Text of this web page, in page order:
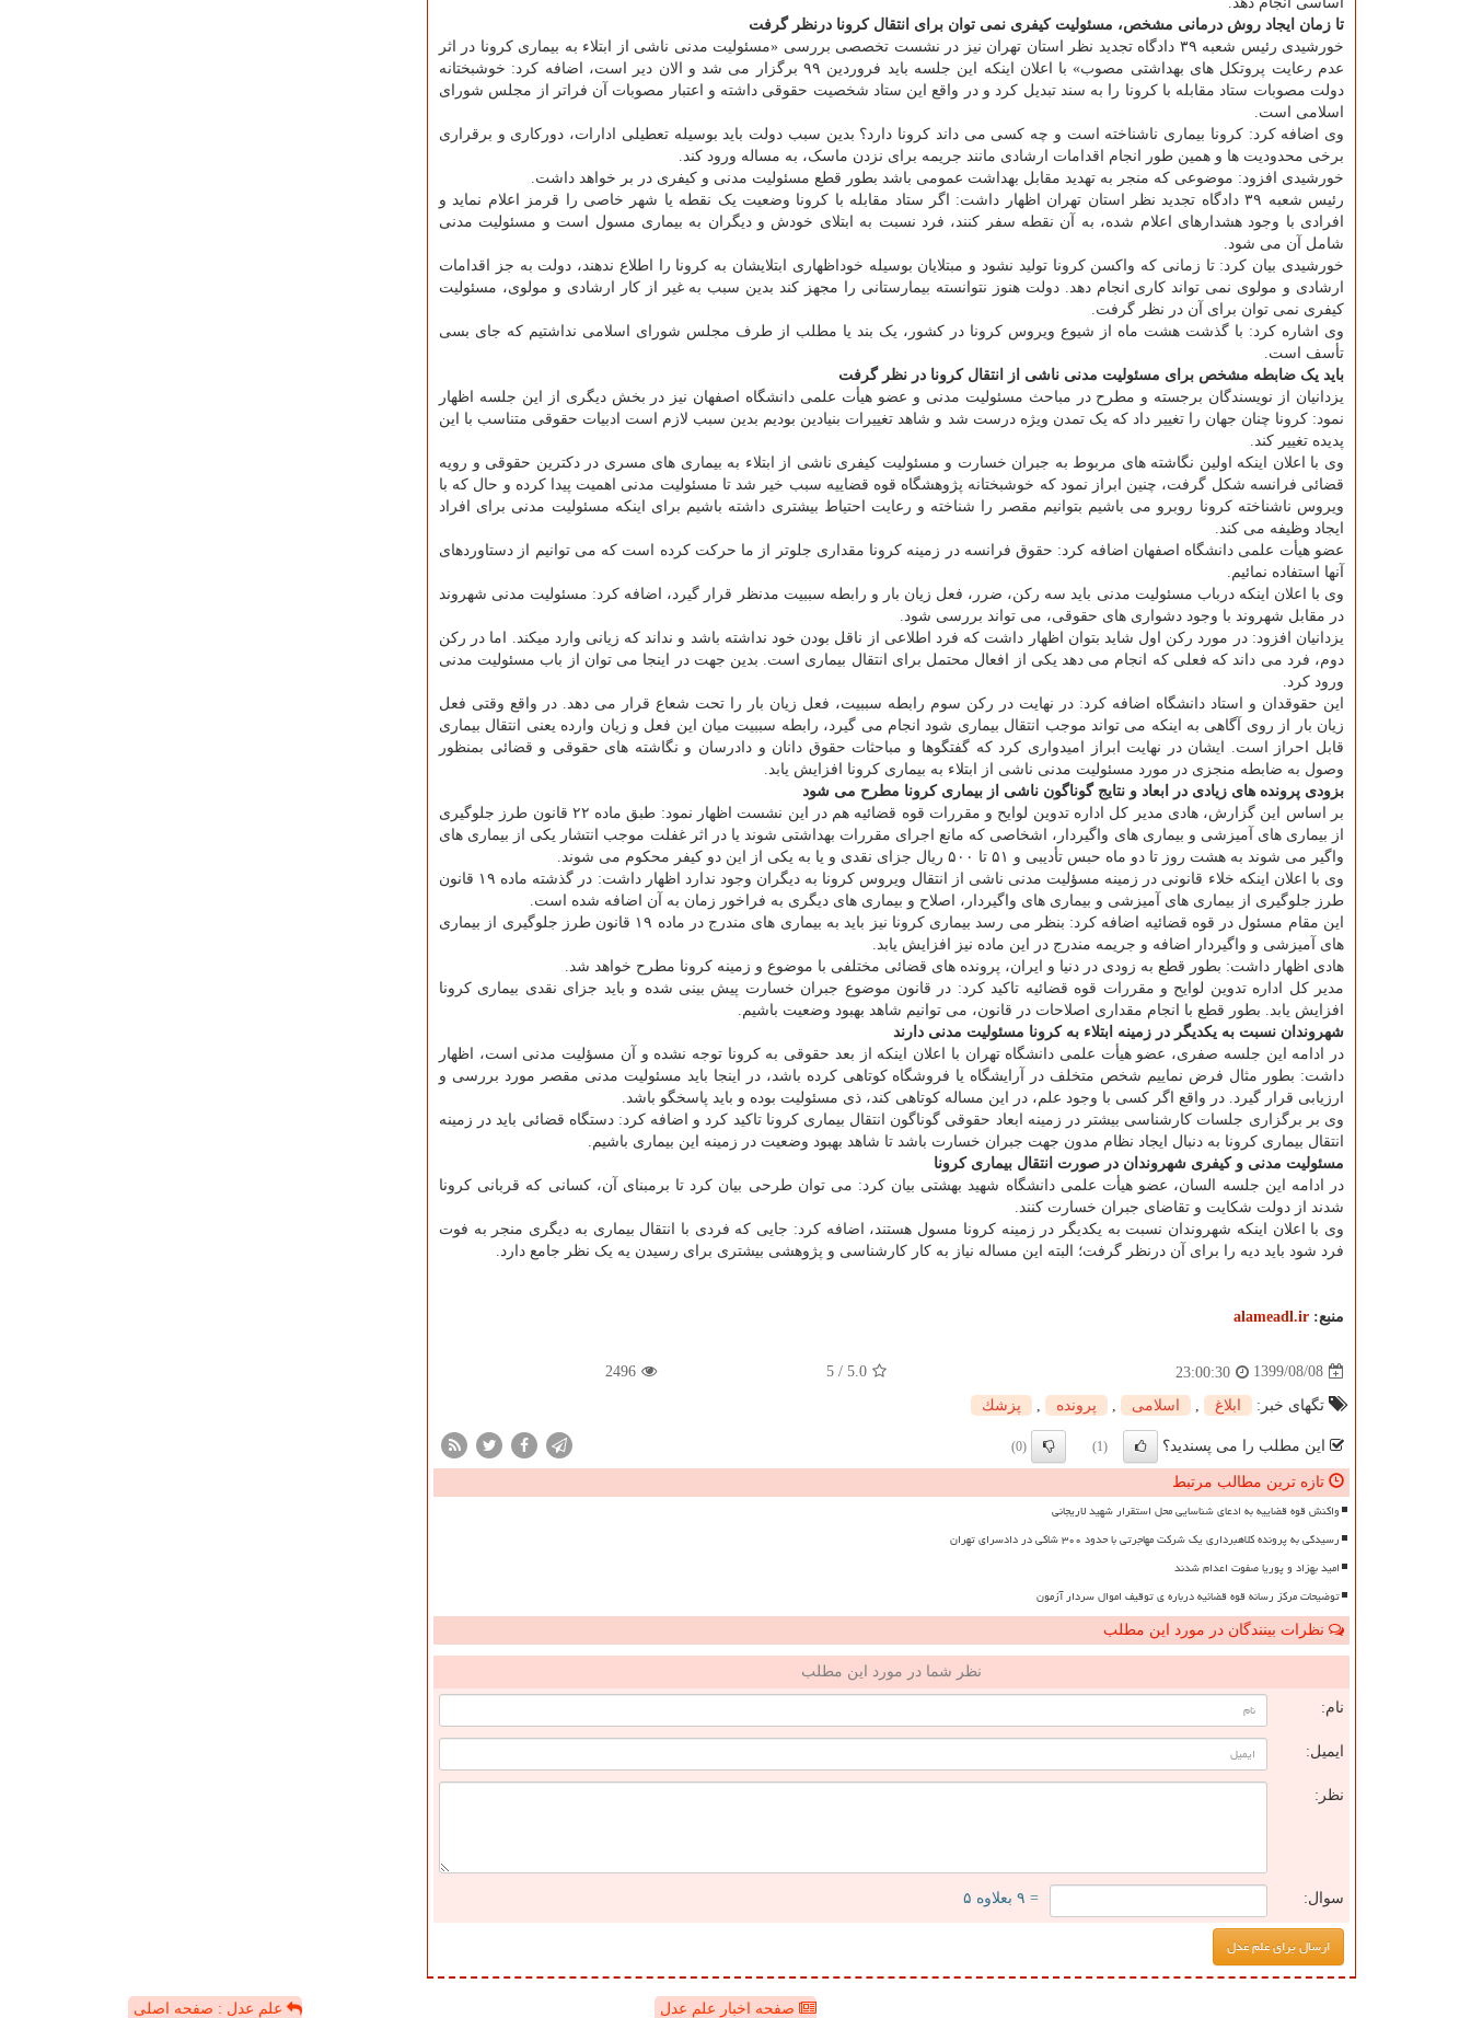
تا زمان ایجاد روش درمانی مشخص، مسئولیت کیفری نمی توان برای انتقال کرونا درنظر گرفت
خورشیدی رئیس شعبه ۳۹ دادگاه تجدید نظر استان تهران نیز در نشست تخصصی بررسی «مسئولیت مدنی ناشی از ابتلاء به بیماری کرونا در اثر
عدم رعایت پروتکل های بهداشتی مصوب» با اعلان اینکه این جلسه باید فروردین ۹۹ برگزار می شد و الان دیر است، اضافه کرد: خوشبختانه
دولت مصوبات ستاد مقابله با کرونا را به سند تبدیل کرد و در واقع این ستاد شخصیت حقوقی داشته و اعتبار مصوبات آن فراتر از مجلس شورای
اسلامی است.
وی اضافه کرد: کرونا بیماری ناشناخته است و چه کسی می داند کرونا دارد؟ بدین سبب دولت باید بوسیله تعطیلی ادارات، دورکاری و برقراری
برخی محدودیت ها و همین طور انجام اقدامات ارشادی مانند جریمه برای نزدن ماسک، به مساله ورود کند.
خورشیدی افزود: موضوعی که منجر به تهدید مقابل بهداشت عمومی باشد بطور قطع مسئولیت مدنی و کیفری در بر خواهد داشت.
رئیس شعبه ۳۹ دادگاه تجدید نظر استان تهران اظهار داشت: اگر ستاد مقابله با کرونا وضعیت یک نقطه یا شهر خاصی را قرمز اعلام نماید و
افرادی با وجود هشدارهای اعلام شده، به آن نقطه سفر کنند، فرد نسبت به ابتلای خودش و دیگران به بیماری مسول است و مسئولیت مدنی
شامل آن می شود.
خورشیدی بیان کرد: تا زمانی که واکسن کرونا تولید نشود و مبتلایان بوسیله خوداظهاری ابتلایشان به کرونا را اطلاع ندهند، دولت به جز اقدامات
ارشادی و مولوی نمی تواند کاری انجام دهد. دولت هنوز نتوانسته بیمارستانی را مجهز کند بدین سبب به غیر از کار ارشادی و مولوی، مسئولیت
کیفری نمی توان برای آن در نظر گرفت.
وی اشاره کرد: با گذشت هشت ماه از شیوع ویروس کرونا در کشور، یک بند یا مطلب از طرف مجلس شورای اسلامی نداشتیم که جای بسی
تأسف است.
باید یک ضابطه مشخص برای مسئولیت مدنی ناشی از انتقال کرونا در نظر گرفت
یزدانیان از نویسندگان برجسته و مطرح در مباحث مسئولیت مدنی و عضو هیأت علمی دانشگاه اصفهان نیز در بخش دیگری از این جلسه اظهار
نمود: کرونا چنان جهان را تغییر داد که یک تمدن ویژه درست شد و شاهد تغییرات بنیادین بودیم بدین سبب لازم است ادبیات حقوقی متناسب با این
پدیده تغییر کند.
وی با اعلان اینکه اولین نگاشته های مربوط به جبران خسارت و مسئولیت کیفری ناشی از ابتلاء به بیماری های مسری در دکترین حقوقی و رویه
قضائی فرانسه شکل گرفت، چنین ابراز نمود که خوشبختانه پژوهشگاه قوه قضاییه سبب خیر شد تا مسئولیت مدنی اهمیت پیدا کرده و حال که با
ویروس ناشناخته کرونا روبرو می باشیم بتوانیم مقصر را شناخته و رعایت احتیاط بیشتری داشته باشیم برای اینکه مسئولیت مدنی برای افراد
ایجاد وظیفه می کند.
عضو هیأت علمی دانشگاه اصفهان اضافه کرد: حقوق فرانسه در زمینه کرونا مقداری جلوتر از ما حرکت کرده است که می توانیم از دستاوردهای
آنها استفاده نمائیم.
وی با اعلان اینکه درباب مسئولیت مدنی باید سه رکن، ضرر، فعل زیان بار و رابطه سببیت مدنظر قرار گیرد، اضافه کرد: مسئولیت مدنی شهروند
در مقابل شهروند با وجود دشواری های حقوقی، می تواند بررسی شود.
یزدانیان افزود: در مورد رکن اول شاید بتوان اظهار داشت که فرد اطلاعی از ناقل بودن خود نداشته باشد و نداند که زیانی وارد میکند. اما در رکن
دوم، فرد می داند که فعلی که انجام می دهد یکی از افعال محتمل برای انتقال بیماری است. بدین جهت در اینجا می توان از باب مسئولیت مدنی
ورود کرد.
این حقوقدان و استاد دانشگاه اضافه کرد: در نهایت در رکن سوم رابطه سببیت، فعل زیان بار را تحت شعاع قرار می دهد. در واقع وقتی فعل
زیان بار از روی آگاهی به اینکه می تواند موجب انتقال بیماری شود انجام می گیرد، رابطه سببیت میان این فعل و زیان وارده یعنی انتقال بیماری
قابل احراز است. ایشان در نهایت ابراز امیدواری کرد که گفتگوها و مباحثات حقوق دانان و دادرسان و نگاشته های حقوقی و قضائی بمنظور
وصول به ضابطه منجزی در مورد مسئولیت مدنی ناشی از ابتلاء به بیماری کرونا افزایش یابد.
بزودی پرونده های زیادی در ابعاد و نتایج گوناگون ناشی از بیماری کرونا مطرح می شود
بر اساس این گزارش، هادی مدیر کل اداره تدوین لوایح و مقررات قوه قضائیه هم در این نشست اظهار نمود: طبق ماده ۲۲ قانون طرز جلوگیری
از بیماری های آمیزشی و بیماری های واگیردار، اشخاصی که مانع اجرای مقررات بهداشتی شوند یا در اثر غفلت موجب انتشار یکی از بیماری های
واگیر می شوند به هشت روز تا دو ماه حبس تأدیبی و ۵۱ تا ۵۰۰ ریال جزای نقدی و یا به یکی از این دو کیفر محکوم می شوند.
وی با اعلان اینکه خلاء قانونی در زمینه مسؤلیت مدنی ناشی از انتقال ویروس کرونا به دیگران وجود ندارد اظهار داشت: در گذشته ماده ۱۹ قانون
طرز جلوگیری از بیماری های آمیزشی و بیماری های واگیردار، اصلاح و بیماری های دیگری به فراخور زمان به آن اضافه شده است.
این مقام مسئول در قوه قضائیه اضافه کرد: بنظر می رسد بیماری کرونا نیز باید به بیماری های مندرج در ماده ۱۹ قانون طرز جلوگیری از بیماری
های آمیزشی و واگیردار اضافه و جریمه مندرج در این ماده نیز افزایش یابد.
هادی اظهار داشت: بطور قطع به زودی در دنیا و ایران، پرونده های قضائی مختلفی با موضوع و زمینه کرونا مطرح خواهد شد.
مدیر کل اداره تدوین لوایح و مقررات قوه قضائیه تاکید کرد: در قانون موضوع جبران خسارت پیش بینی شده و باید جزای نقدی بیماری کرونا
افزایش یابد. بطور قطع با انجام مقداری اصلاحات در قانون، می توانیم شاهد بهبود وضعیت باشیم.
شهروندان نسبت به یکدیگر در زمینه ابتلاء به کرونا مسئولیت مدنی دارند
در ادامه این جلسه صفری، عضو هیأت علمی دانشگاه تهران با اعلان اینکه از بعد حقوقی به کرونا توجه نشده و آن مسؤلیت مدنی است، اظهار
داشت: بطور مثال فرض نماییم شخص متخلف در آرایشگاه یا فروشگاه کوتاهی کرده باشد، در اینجا باید مسئولیت مدنی مقصر مورد بررسی و
ارزیابی قرار گیرد. در واقع اگر کسی با وجود علم، در این مساله کوتاهی کند، ذی مسئولیت بوده و باید پاسخگو باشد.
وی بر برگزاری جلسات کارشناسی بیشتر در زمینه ابعاد حقوقی گوناگون انتقال بیماری کرونا تاکید کرد و اضافه کرد: دستگاه قضائی باید در زمینه
انتقال بیماری کرونا به دنبال ایجاد نظام مدون جهت جبران خسارت باشد تا شاهد بهبود وضعیت در زمینه این بیماری باشیم.
مسئولیت مدنی و کیفری شهروندان در صورت انتقال بیماری کرونا
در ادامه این جلسه السان، عضو هیأت علمی دانشگاه شهید بهشتی بیان کرد: می توان طرحی بیان کرد تا برمبنای آن، کسانی که قربانی کرونا
شدند از دولت شکایت و تقاضای جبران خسارت کنند.
وی با اعلان اینکه شهروندان نسبت به یکدیگر در زمینه کرونا مسول هستند، اضافه کرد: جایی که فردی با انتقال بیماری به دیگری منجر به فوت
فرد شود باید دیه را برای آن درنظر گرفت؛ البته این مساله نیاز به کار کارشناسی و پژوهشی بیشتری برای رسیدن یه یک نظر جامع دارد.
منبع: alameadl.ir
1399/08/08
23:00:30
5.0
/
5
2496
تگهای خبر: ابلاغ اسلامی پرونده پزشك
این مطلب را می پسندید؟ (1)
(0)
تازه ترین مطالب مرتبط
واکنش قوه قضاییه به ادعای شناسایی محل استقرار شهید لاریجانی
رسیدگی به پرونده کلاهبرداری یک شرکت مهاجرتی با حدود ۳۰۰ شاکی در دادسرای تهران
امید بهزاد و پوریا صفوت اعدام شدند
توضیحات مرکز رسانه قوه قضائیه درباره ی توقیف اموال سردار آزمون
نظرات بینندگان در مورد این مطلب
نظر شما در مورد این مطلب
نام:
ایمیل:
نظر:
سوال: = ۹ بعلاوه ۵
صفحه اخبار علم عدل علم عدل : صفحه اصلی